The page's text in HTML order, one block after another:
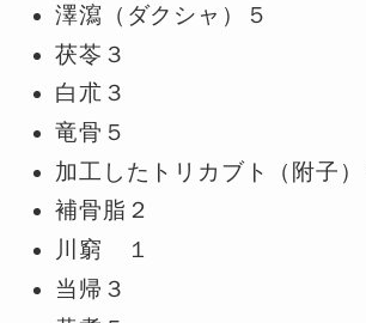
澤瀉（ダクシャ）５
茯苓３
白朮３
竜骨５
加工したトリカブト（附子）
補骨脂２
川窮 １
当帰３